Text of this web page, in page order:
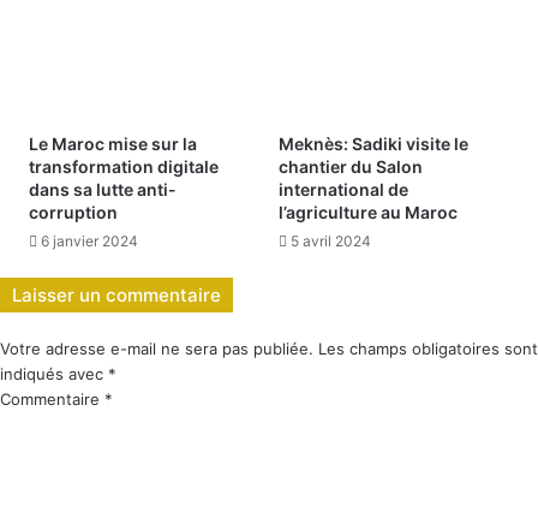
Le Maroc mise sur la
transformation digitale
dans sa lutte anti-
corruption
6 janvier 2024
Meknès: Sadiki visite le
chantier du Salon
international de
l’agriculture au Maroc
5 avril 2024
Laisser un commentaire
Votre adresse e-mail ne sera pas publiée. Les champs obligatoires sont
indiqués avec *
Commentaire *